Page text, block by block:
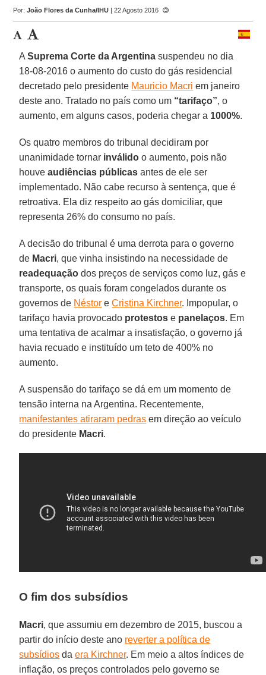
Por:João Flores da Cunha/IHU | 22 Agosto 2016
ASuprema Corte da Argentina suspendeu no dia
18-08-2016 o aumento do custo do gás residencial
decretado pelo presidente Mauricio Macri em janeiro
deste ano. Tratado no país como um “tarifaço”, o
aumento, em alguns casos, poderia chegar a 1000%.
Os quatro membros do tribunal decidiram por
unanimidade tornar inválido o aumento, pois não
houveaudiências públicas antes de ele ser
implementado. Não cabe recurso à sentença, que é
retroativa. Ela diz respeito ao gás domiciliar, que
representa 26% do consumo no país.
A decisão do tribunal é uma derrota para o governo
de Macri, que vinha insistindo na necessidade de
readequação dos preços de serviços como luz, gás e
transporte, os quais foram congelados durante os
governos de Néstor eCristina Kirchner. Impopular, o
tarifaço havia provocado protestos e panelaços. Em
uma tentativa de acalmar a insatisfação, o governo já
havia recuado e instituído um teto de 400% no
aumento.
A suspensão do tarifaço se dá em um momento de
tensão interna na Argentina. Recentemente,
manifestantes atiraram pedras em direção ao veículo
do presidente Macri.
O fim dos subsídios
Macri, que assumiu em dezembro de 2015, buscou a
partir do início deste ano reverter a política de
subsídios daera Kirchner. Em meio a altos índices de
inflação, os preços controlados pelo governo se